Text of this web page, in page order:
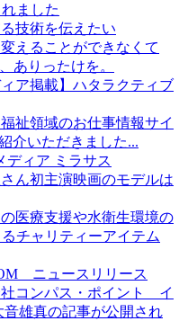
ました
技術を伝えたい
えることができなくて
ありったけを。
ィア掲載】ハタラクティブ
祉領域のお仕事情報サイ
介いただきました...
ディア ミラサス
ん初主演映画のモデルは
医療支援や水衛生環境の
チャリティーアイテム
ニュースリリース
コンパス・ポイント イ
雄真の記事が公開され